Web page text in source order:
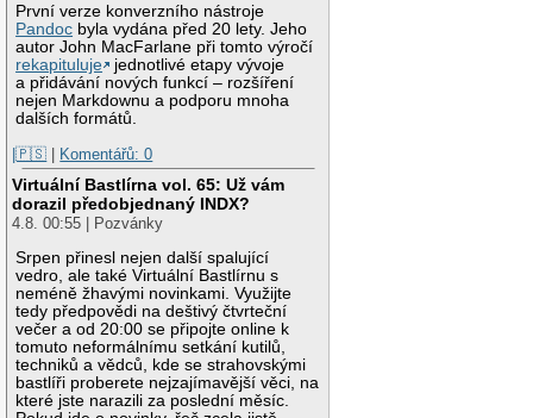
První verze konverzního nástroje
Pandoc byla vydána před 20 lety. Jeho
autor John MacFarlane při tomto výročí
rekapituluje
jednotlivé etapy vývoje
a přidávání nových funkcí – rozšíření
nejen Markdownu a podporu mnoha
dalších formátů.
|🇵🇸 | Komentářů: 0
Virtuální Bastlírna vol. 65: Už vám
dorazil předobjednaný INDX?
4.8. 00:55 | Pozvánky
Srpen přinesl nejen další spalující
vedro, ale také Virtuální Bastlírnu s
neméně žhavými novinkami. Využijte
tedy předpovědi na deštivý čtvrteční
večer a od 20:00 se připojte online k
tomuto neformálnímu setkání kutilů,
techniků a vědců, kde se strahovskými
bastlíři proberete nejzajímavější věci, na
které jste narazili za poslední měsíc.